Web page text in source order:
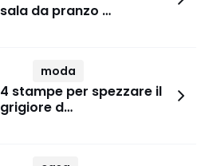
sala da pranzo …
moda
4 stampe per spezzare il
grigiore d…